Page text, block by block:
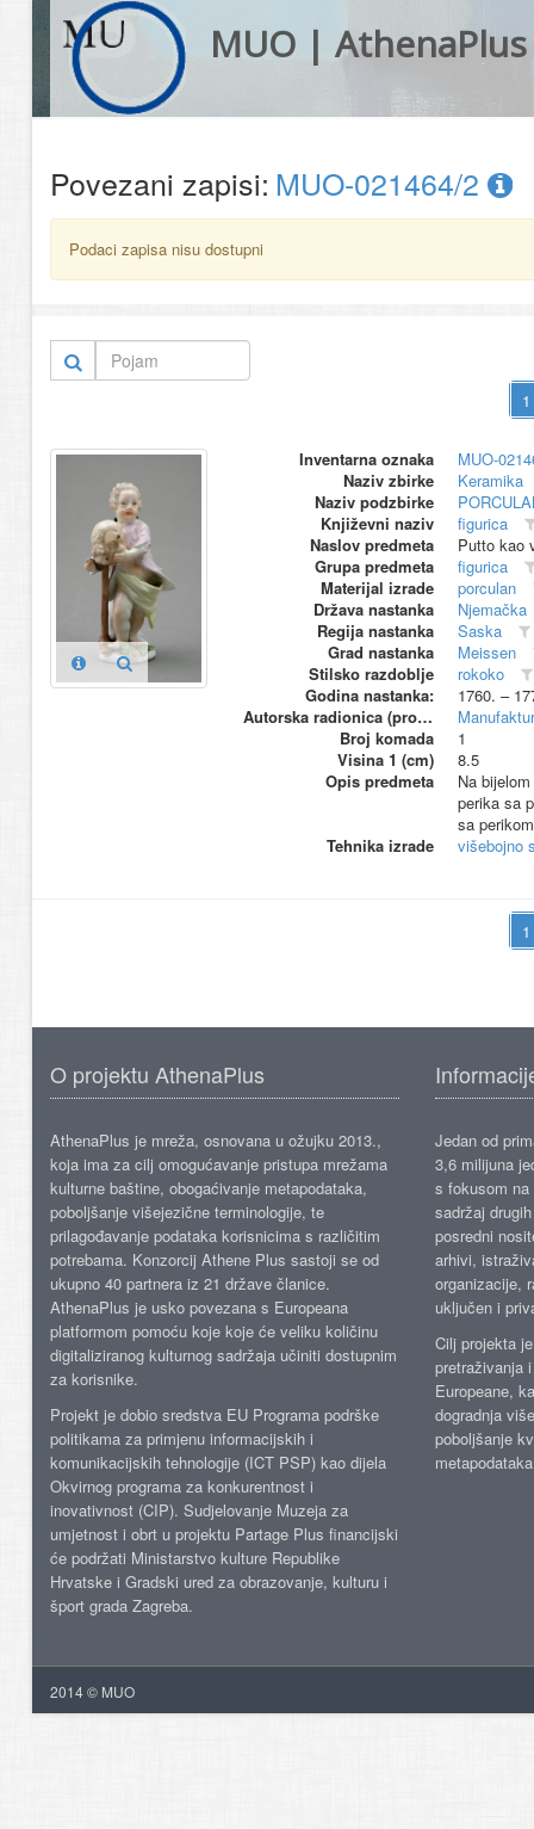
MUO | AthenaPlus
Povezani zapisi: MUO-021464/2
Podaci zapisa nisu dostupni
Inventarna oznaka
MUO-
Naziv zbirke
Keramika
Naziv podzbirke
Književni naziv
figurica
Naslov predmeta
Putto kao
Grupa predmeta
figurica
Materijal izrade
porculan
Država nastanka
Njemačka
Regija nastanka
Saska
Grad nastanka
Meissen
Stilsko razdoblje
rokoko
Godina nastanka:
1760. –
Autorska radionica (proizvođač)
Broj komada
1
Visina 1 (cm)
8.5
Opis predmeta
Na
perika sa
sa
Tehnika izrade
višebojno
O projektu AthenaPlus
AthenaPlus je mreža, osnovana u ožujku 2013.,
koja ima za cilj omogućavanje pristupa mrežama
kulturne baštine, obogaćivanje metapodataka,
poboljšanje višejezične terminologije, te
prilagođavanje podataka korisnicima s različitim
potrebama. Konzorcij Athene Plus sastoji se od
ukupno 40 partnera iz 21 države članice.
AthenaPlus je usko povezana s Europeana
platformom pomoću koje koje će veliku količinu
digitaliziranog kulturnog sadržaja učiniti dostupnim
za korisnike.
Projekt je dobio sredstva EU Programa podrške
politikama za primjenu informacijskih i
komunikacijskih tehnologije (ICT PSP) kao dijela
Okvirnog programa za konkurentnost i
inovativnost (CIP). Sudjelovanje Muzeja za
umjetnost i obrt u projektu Partage Plus financijski
će podržati Ministarstvo kulture Republike
Hrvatske i Gradski ured za obrazovanje, kulturu i
šport grada Zagreba.
Jedan od
3,6 milijuna
s fokusom
sadržaj
posredni
arhivi,
organizacije,
uključen i
Cilj projekta
pretraživanja
Europeane,
dogradnja
poboljšanje
2014 © MUO